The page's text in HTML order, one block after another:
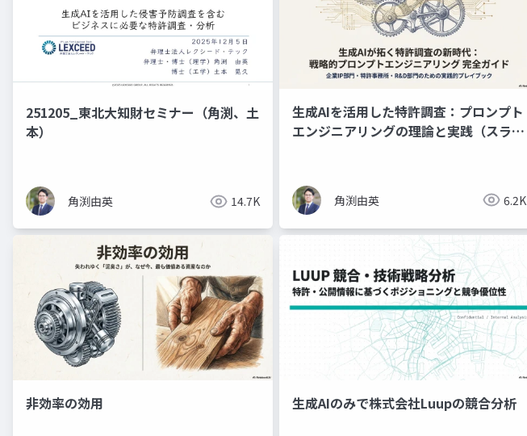
251205_東北大知財セミナー（角渕、土
本）
角渕由英 14.7K
生成AIを活用した特許調査：プロンプト
エンジニアリングの理論と実践（スライ
角渕由英 6.2K
非効率の効用 生成AIのみで株式会社Luupの競合分析